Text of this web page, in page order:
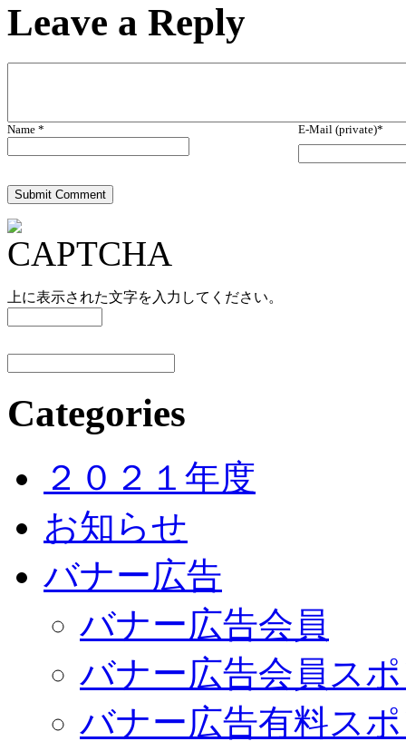
Leave a Reply
Name * E-Mail (private)*
上に表示された文字を入力してください。
Categories
２０２１年度
お知らせ
バナー広告
バナー広告会員
バナー広告会員ス
バナー広告有料ス